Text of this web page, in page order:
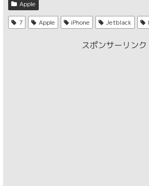
Apple
7 Apple iPhone Jetblack
スポンサーリンク